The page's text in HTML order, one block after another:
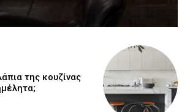
της κουζίνας